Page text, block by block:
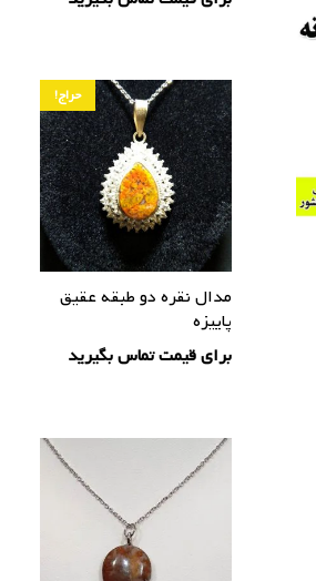
حراج!
مدال نقره دو طبقه عقیق
پاییزه
برای قیمت تماس بگیرید